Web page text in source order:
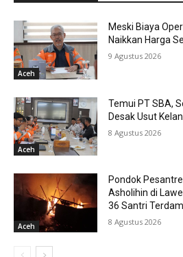
Aceh
Meski Biaya
Naikkan Harga
9 Agustus 2026
Aceh
Temui PT SBA,
Desak Usut
8 Agustus 2026
Aceh
Pondok
Asholihin di
36 Santri
8 Agustus 2026